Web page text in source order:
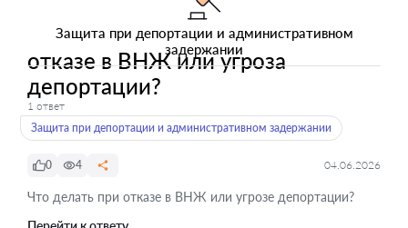
Защита при депортации и административном
задержании
отказе в ВНЖ или угроза
депортации?
1 ответ
Защита при депортации и административном задержании
0 4 04.06.2026
Что делать при отказе в ВНЖ или угрозе депортации?